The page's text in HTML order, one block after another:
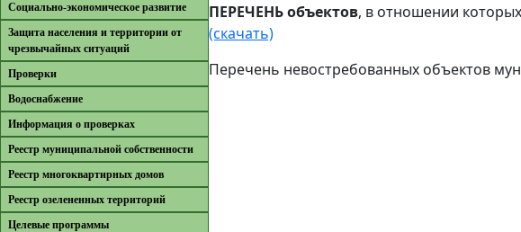
Cоциально-экономическое развитие
Защита населения и территории от
чрезвычайных ситуаций
Проверки
Водоснабжение
Информация о проверках
Реестр муниципальной собственности
Реестр многоквартирных домов
Реестр озелененных территорий
Целевые программы
ПЕРЕЧЕНЬ объектов, в отношении
(скачать)
Перечень невостребованных объектов